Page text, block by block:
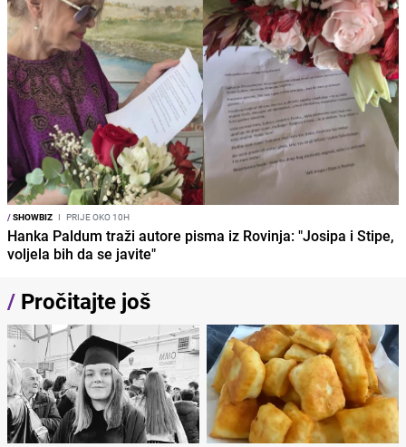
/SHOWBIZ I PRIJE OKO 10H
Hanka Paldum traži autore pisma iz Rovinja: "Josipa i Stipe,
voljela bih da se javite"
/ Pročitajte još